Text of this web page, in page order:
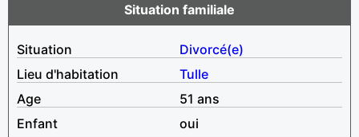
Situation familiale
Situation
Divorcé(e)
Lieu d'habitation
Tulle
Age
51 ans
Enfant
oui